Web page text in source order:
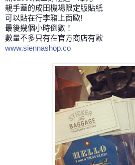
親手蓋的成田機場限定版貼紙
可以貼在行李箱上面歐!
最後幾個小時倒數！
數量不多只有在官方商店有歐
www.siennashop.co